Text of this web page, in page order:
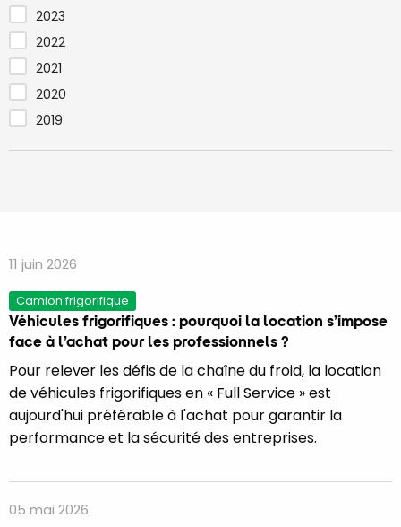
2023
2022
2021
2020
2019
11 juin 2026
Camion frigorifique
​​​​​Véhicules frigorifiques : pourquoi la location s’impose
face à l’achat pour les professionnels ?
Pour relever les défis de la chaîne du froid, la location
de véhicules frigorifiques en « Full Service » est
aujourd'hui préférable à l'achat pour garantir la
performance et la sécurité des entreprises.
05 mai 2026